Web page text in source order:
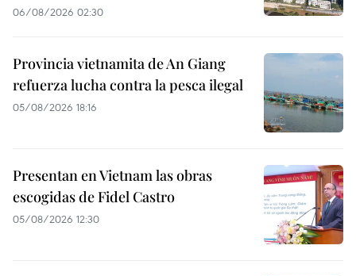
06/08/2026 02:30
Provincia vietnamita de An Giang
refuerza lucha contra la pesca ilegal
05/08/2026 18:16
Presentan en Vietnam las obras
escogidas de Fidel Castro
05/08/2026 12:30